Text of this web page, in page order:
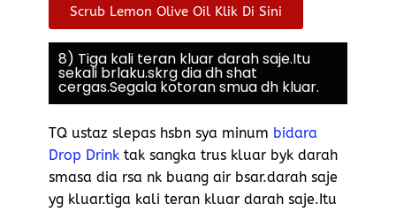
Scrub Lemon Olive Oil Klik Di Sini
8) Tiga kali teran kluar darah saje.Itu
sekali brlaku.skrg dia dh shat
cergas.Segala kotoran smua dh kluar.
TQ ustaz slepas hsbn sya minum bidara
Drop Drink tak sangka trus kluar byk darah
smasa dia rsa nk buang air bsar.darah saje
yg kluar.tiga kali teran kluar darah saje.Itu